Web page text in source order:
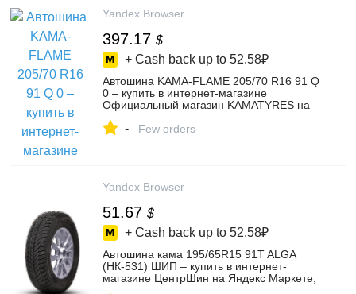
Yandex Browser
397.17 $
+ Cash back up to 52.58₽
Автошина KAMA-FLAME 205/70 R16 91 Q
0 – купить в интернет-магазине
Официальный магазин KAMATYRES на
- Few orders
Yandex Browser
51.67 $
+ Cash back up to 52.58₽
Автошина кама 195/65R15 91T ALGA
(НК-531) ШИП – купить в интернет-
магазине ЦентрШин на Яндекс Маркете,